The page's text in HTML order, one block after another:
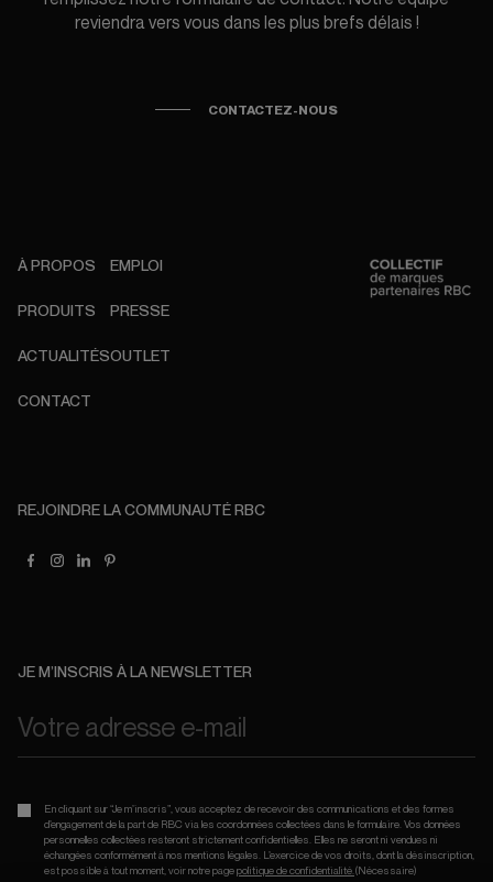
reviendra vers vous dans les plus brefs délais !
CONTACTEZ-NOUS
À PROPOS
PRODUITS
ACTUALITÉS
CONTACT
EMPLOI
PRESSE
OUTLET
REJOINDRE LA COMMUNAUTÉ RBC
JE M’INSCRIS À LA NEWSLETTER
En cliquant sur “Je m’inscris”, vous acceptez de recevoir des communications et des formes
d’engagement de la part de RBC via les coordonnées collectées dans le formulaire. Vos données
personnelles collectées resteront strictement confidentielles. Elles ne seront ni vendues ni
échangées conformément à nos mentions légales. L’exercice de vos droits, dont la désinscription,
est possible à tout moment, voir notre pagepolitique de confidentialité.(Nécessaire)